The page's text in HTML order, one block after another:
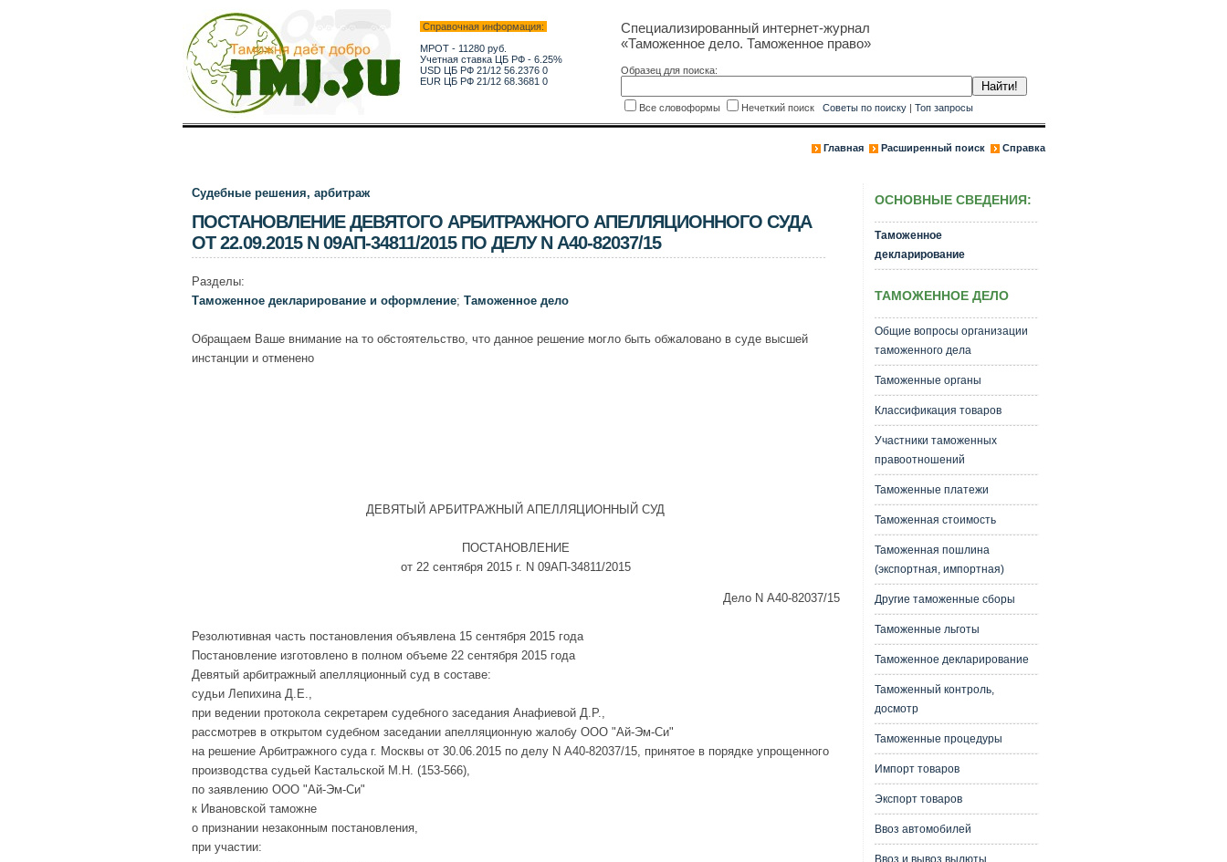
Справочная информация:
МРОТ - 11280 руб.
Учетная ставка ЦБ РФ - 6.25%
USD ЦБ РФ 21/12 56.2376 0
EUR ЦБ РФ 21/12 68.3681 0
Специализированный интернет-журнал
«Таможенное дело. Таможенное право»
Образец для поиска:
Все словоформы Нечеткий поиск Советы по поиску| Топ запросы
Главная Расширенный поиск Справка
Судебные решения, арбитраж
ПОСТАНОВЛЕНИЕ ДЕВЯТОГО АРБИТРАЖНОГО АПЕЛЛЯЦИОННОГО СУДА
ОТ 22.09.2015 N 09АП-34811/2015 ПО ДЕЛУ N А40-82037/15
Разделы:
Таможенное декларирование и оформление; Таможенное дело
Обращаем Ваше внимание на то обстоятельство, что данное решение могло быть обжаловано в суде высшей
инстанции и отменено
ДЕВЯТЫЙ АРБИТРАЖНЫЙ АПЕЛЛЯЦИОННЫЙ СУД
ПОСТАНОВЛЕНИЕ
от 22 сентября 2015 г. N 09АП-34811/2015
Дело N А40-82037/15
Резолютивная часть постановления объявлена 15 сентября 2015 года
Постановление изготовлено в полном объеме 22 сентября 2015 года
Девятый арбитражный апелляционный суд в составе:
судьи Лепихина Д.Е.,
при ведении протокола секретарем судебного заседания Анафиевой Д.Р.,
рассмотрев в открытом судебном заседании апелляционную жалобу ООО "Ай-Эм-Си"
на решение Арбитражного суда г. Москвы от 30.06.2015 по делу N А40-82037/15, принятое в порядке упрощенного
производства судьей Кастальской М.Н. (153-566),
по заявлению ООО "Ай-Эм-Си"
к Ивановской таможне
о признании незаконным постановления,
при участии:
ОСНОВНЫЕ СВЕДЕНИЯ:
Таможенное
декларирование
ТАМОЖЕННОЕ ДЕЛО
Общие вопросы организации
таможенного дела
Таможенные органы
Классификация товаров
Участники таможенных
правоотношений
Таможенные платежи
Таможенная стоимость
Таможенная пошлина
(экспортная, импортная)
Другие таможенные сборы
Таможенные льготы
Таможенное декларирование
Таможенный контроль,
досмотр
Таможенные процедуры
Импорт товаров
Экспорт товаров
Ввоз автомобилей
Ввоз и вывоз вылюты